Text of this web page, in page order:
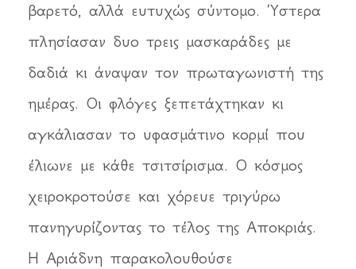
βαρετό, αλλά ευτυχώς σύντομο. Ύστερα
πλησίασαν δυο τρεις μασκαράδες με
δαδιά κι άναψαν τον πρωταγωνιστή της
ημέρας. Οι φλόγες ξεπετάχτηκαν κι
αγκάλιασαν το υφασμάτινο κορμί που
έλιωνε με κάθε τσιτσίρισμα. Ο κόσμος
χειροκροτούσε και χόρευε τριγύρω
πανηγυρίζοντας το τέλος της Αποκριάς.
Η Αριάδνη παρακολουθούσε